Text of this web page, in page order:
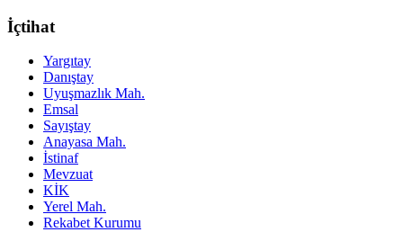
İçtihat
Yargıtay
Danıştay
Uyuşmazlık Mah.
Emsal
Sayıştay
Anayasa Mah.
İstinaf
Mevzuat
KİK
Yerel Mah.
Rekabet Kurumu